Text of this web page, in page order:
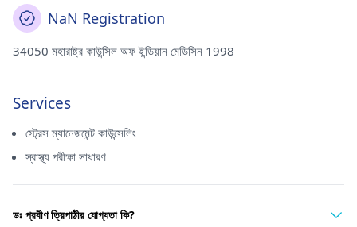
NaN Registration
34050 মহারাষ্ট্র কাউন্সিল অফ ইন্ডিয়ান মেডিসিন 1998
Services
স্ট্রেস ম্যানেজমেন্ট কাউন্সেলিং
স্বাস্থ্য পরীক্ষা সাধারণ
ডঃ প্রবীণ ত্রিপাঠীর যোগ্যতা কি?